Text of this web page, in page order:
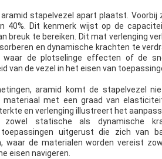
stapelvezel apart plaatst.
40%. Dit kenmerk wijst op de
breuk te bereiken. Dit mat verlenging
en dynamische krachten te
de plotselinge effecten of de
van de vezel in het eisen van
aramid komt de stapelvezel
met een graad van
en verlenging illustreert het
statische als dynamische
uitgerust die zich van
waar de materialen worden vereist
eisen navigeren.